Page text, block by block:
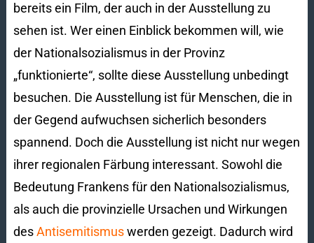
bereits ein Film, der auch in der Ausstellung zu
sehen ist. Wer einen Einblick bekommen will, wie
der Nationalsozialismus in der Provinz
„funktionierte“, sollte diese Ausstellung unbedingt
besuchen. Die Ausstellung ist für Menschen, die in
der Gegend aufwuchsen sicherlich besonders
spannend. Doch die Ausstellung ist nicht nur wegen
ihrer regionalen Färbung interessant. Sowohl die
Bedeutung Frankens für den Nationalsozialismus,
als auch die provinzielle Ursachen und Wirkungen
desAntisemitismuswerden gezeigt. Dadurch wird